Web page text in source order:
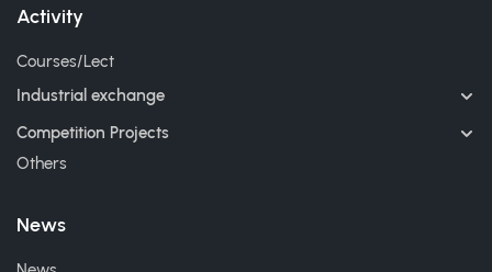
Activity
Courses/Lect
Industrial exchange
Competition Projects
Others
News